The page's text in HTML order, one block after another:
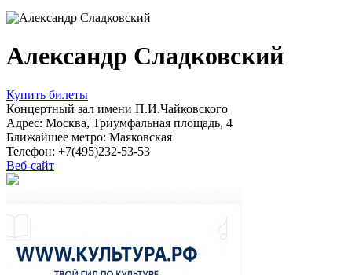
Александр Сладковский
Купить билеты
Концертный зал имени П.И.Чайковского
Адрес: Москва, Триумфальная площадь, 4
Ближайшее метро: Маяковская
Телефон: +7(495)232-53-53
Веб-сайт